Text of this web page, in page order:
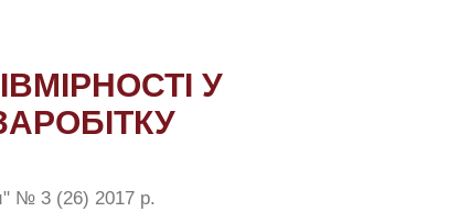
У
№ 3 (26) 2017 р.